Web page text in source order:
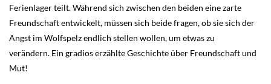
Ferienlager teilt. Während sich zwischen den beiden eine zarte
Freundschaft entwickelt, müssen sich beide fragen, ob sie sich der
Angst im Wolfspelz endlich stellen wollen, um etwas zu
verändern. Ein gradios erzählte Geschichte über Freundschaft und
Mut!